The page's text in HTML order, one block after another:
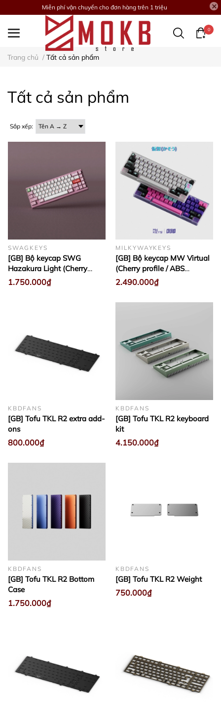
Miễn phí vận chuyển cho đơn hàng trên 1 triệu
0
Trang chủ / Tất cả sản phẩm
Tất cả sản phẩm
Sắp xếp:
SWAGKEYS
[GB] Bộ keycap SWG
Hazakura Light (Cherry
profile / ABS Double-shot)
1.750.000₫
MILKYWAYKEYS
[GB] Bộ keycap MW Virtual
(Cherry profile / ABS
Double-shot)
2.490.000₫
KBDFANS
[GB] Tofu TKL R2 extra add-
ons
800.000₫
KBDFANS
[GB] Tofu TKL R2 keyboard
kit
4.150.000₫
KBDFANS
[GB] Tofu TKL R2 Bottom
Case
1.750.000₫
KBDFANS
[GB] Tofu TKL R2 Weight
750.000₫